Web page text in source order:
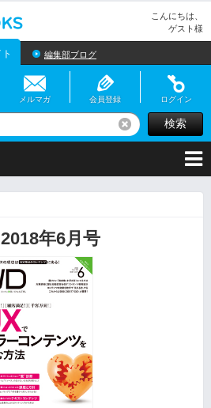
こんにちは、
ゲスト様
編集部ブログ
メルマガ 会員登録 ログイン
リセット検索
年6月号